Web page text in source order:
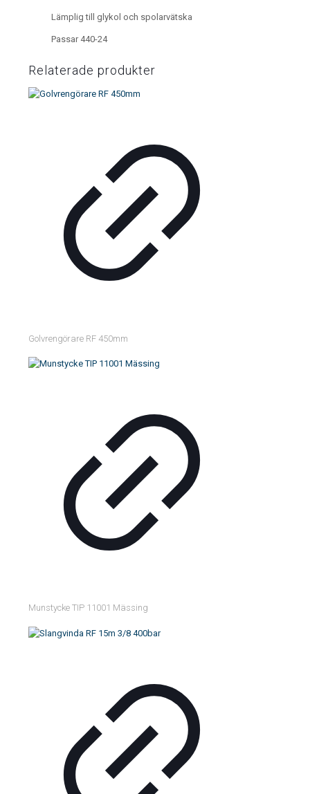
Lämplig till glykol och spolarvätska
Passar 440-24
Relaterade produkter
Golvrengörare RF 450mm
Munstycke TIP 11001 Mässing